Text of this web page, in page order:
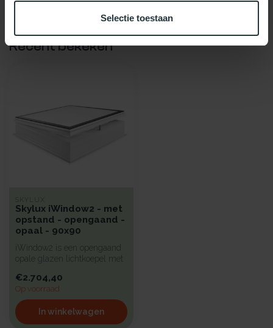
Selectie toestaan
Recent bekeken
SKYLUX
Skylux iWindow2 - met
opstand - opengaand -
opaal - 90x90
iWindow2 is een opengaand
opale glazen lichtkoepel met
€2.704,40
Op voorraad
In winkelwagen